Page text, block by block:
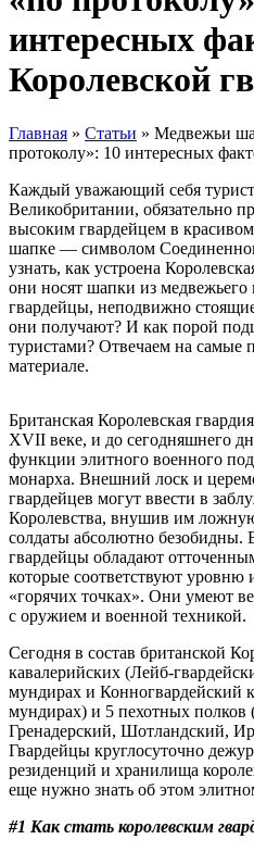
интересных
Королевской
Главная » Статьи » Медвежьи
протоколу»: 10 интересных
Каждый уважающий себя
Великобритании, обязательно
высоким гвардейцем в
шапке — символом
узнать, как устроена
они носят шапки из
гвардейцы, неподвижно
они получают? И как порой
туристами? Отвечаем на
материале.
Британская Королевская
XVII веке, и до сегодняшнего
функции элитного военного
монарха. Внешний лоск и
гвардейцев могут ввести в
Королевства, внушив им
солдаты абсолютно безобидны.
гвардейцы обладают
которые соответствуют
«горячих точках». Они умеют
с оружием и военной техникой.
Сегодня в состав британской
кавалерийских (Лейб-
мундирах и Конногвардейский
мундирах) и 5 пехотных полков
Гренадерский, Шотландский,
Гвардейцы круглосуточно
резиденций и хранилища
еще нужно знать об этом
#1 Как стать королевским